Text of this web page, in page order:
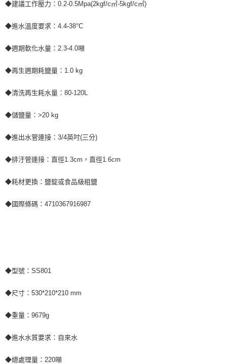
◆建議工作壓力：0.2-0.5Mpa(2kgf/c㎡-5kgf/c㎡)
◆進水溫度要求：4.4-38°C
◆週期軟化水量：2.3-4.0噸
◆再生週期耗鹽量：1.0 kg
◆清洗再生耗水量：80-120L
◆儲鹽量：>20 kg
◆進出水管連接：3/4英吋(三分)
◆排汙管連接：直徑1.3cm，直徑1.6cm
◆耗材更換：鹽錠或食品級粗鹽
◆國際條碼：4710367916987
◆型號：SS801
◆尺寸：530*210*210 mm
◆重量：9679g
◆進水水質要求：自來水
◆總處理量：220噸